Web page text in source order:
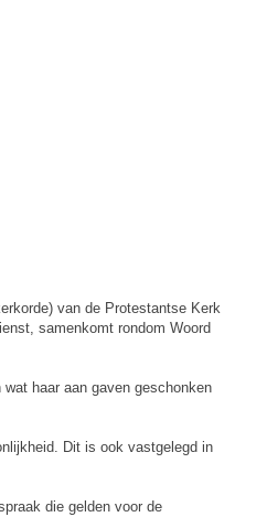
van de Protestantse Kerk
samenkomt rondom Woord
haar aan gaven geschonken
Dit is ook vastgelegd in
die gelden voor de